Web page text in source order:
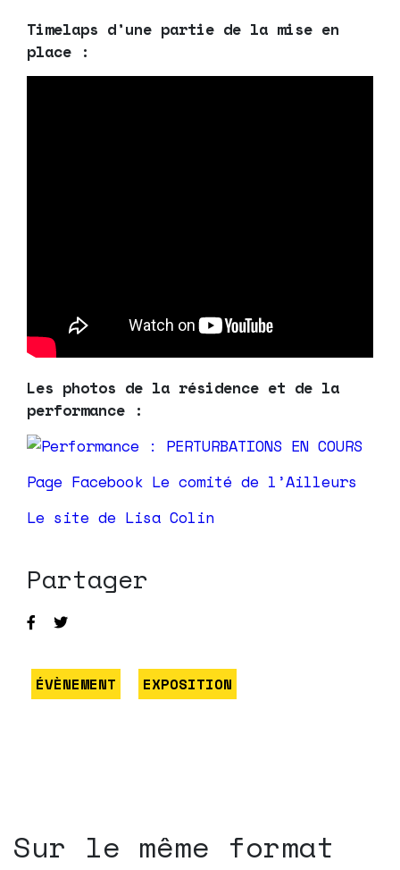
Timelaps d’une partie de la mise en
place :
Les photos de la résidence et de la
performance :
Page Facebook Le comité de l’Ailleurs
Le site de Lisa Colin
Partager
ÉVÈNEMENT EXPOSITION
Sur le même format